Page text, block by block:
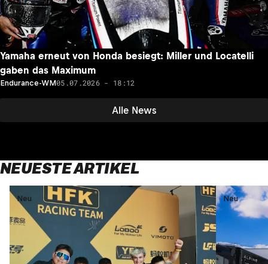
Alle News
Yamaha erneut von Honda besiegt: Miller und Locatelli
gaben das Maximum
Endurance-WM05.07.2026 - 18:12
NEUESTE ARTIKEL
Neu Neu